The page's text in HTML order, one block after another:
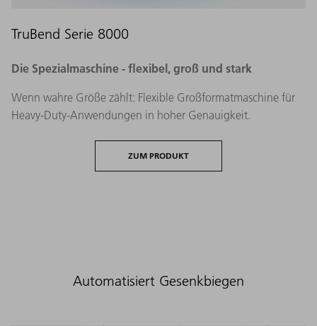
TruBend Serie 8000
Die Spezialmaschine - flexibel, groß und stark
Wenn wahre Größe zählt: Flexible Großformatmaschine für
Heavy-Duty-Anwendungen in hoher Genauigkeit.
ZUM PRODUKT
Automatisiert Gesenkbiegen